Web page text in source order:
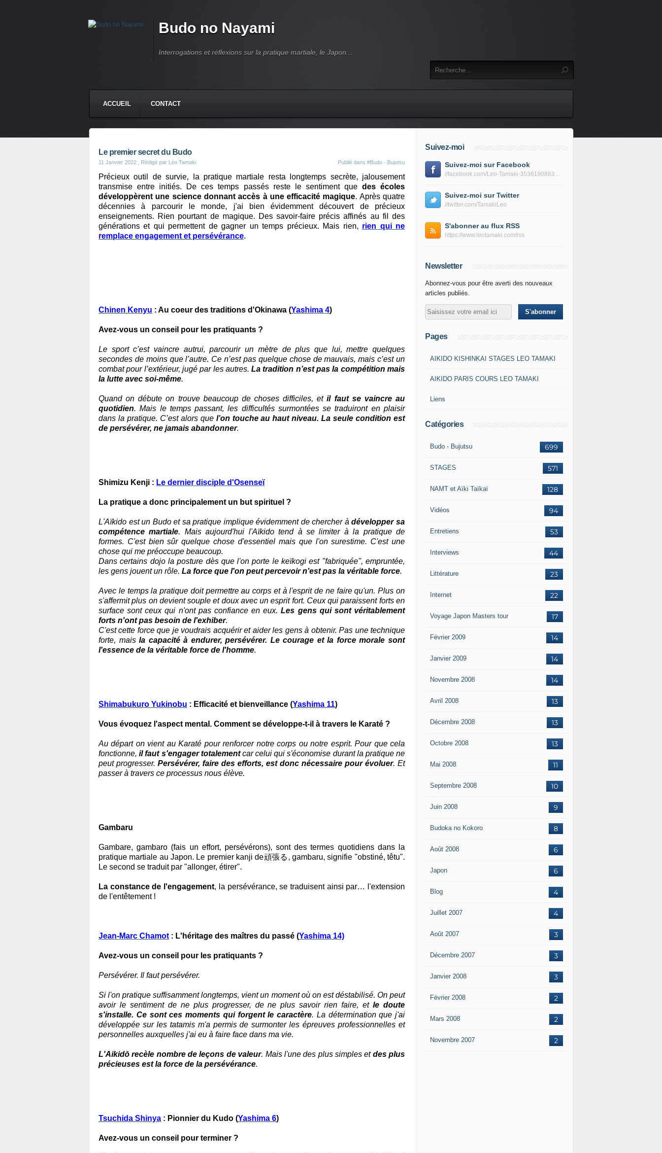
Budo no Nayami
Interrogations et réflexions sur la pratique martiale, le Japon...
ACCUEIL CONTACT
Le premier secret du Budo
11 Janvier 2022 , Rédigé par Léo Tamaki Publié dans #Budo - Bujutsu
Précieux outil de survie, la pratique martiale resta longtemps secrète, jalousement
transmise entre initiés. De ces temps passés reste le sentiment que des écoles
développèrent une science donnant accès à une efficacité magique. Après quatre
décennies à parcourir le monde, j'ai bien évidemment découvert de précieux
enseignements. Rien pourtant de magique. Des savoir-faire précis affinés au fil des
générations et qui permettent de gagner un temps précieux. Mais rien, rien qui ne
remplace engagement et persévérance.
Chinen Kenyu : Au coeur des traditions d'Okinawa (Yashima 4)
Avez-vous un conseil pour les pratiquants ?
Le sport c’est vaincre autrui, parcourir un mètre de plus que lui, mettre quelques
secondes de moins que l’autre. Ce n’est pas quelque chose de mauvais, mais c’est un
combat pour l’extérieur, jugé par les autres.La tradition n’est pas la compétition mais
la lutte avec soi-même.
Quand on débute on trouve beaucoup de choses difficiles, etil faut se vaincre au
quotidien. Mais le temps passant, les difficultés surmontées se traduiront en plaisir
dans la pratique. C’est alors que l’on touche au haut niveau. La seule condition est
de persévérer, ne jamais abandonner.
Shimizu Kenji : Le dernier disciple d'Osenseï
La pratique a donc principalement un but spirituel ?
L'Aïkido est un Budo et sa pratique implique évidemment de chercher àdévelopper sa
compétence martiale. Mais aujourd'hui l'Aïkido tend à se limiter à la pratique de
formes. C'est bien sûr quelque chose d'essentiel mais que l'on surestime. C'est une
chose qui me préoccupe beaucoup.
Dans certains dojo la posture dès que l'on porte le keïkogi est "fabriquée", empruntée,
les gens jouent un rôle. La force que l'on peut percevoir n'est pas la véritable force.
Avec le temps la pratique doit permettre au corps et à l'esprit de ne faire qu'un. Plus on
s'affermit plus on devient souple et doux avec un esprit fort. Ceux qui paraissent forts en
surface sont ceux qui n'ont pas confiance en eux.Les gens qui sont véritablement
forts n'ont pas besoin de l'exhiber.
C'est cette force que je voudrais acquérir et aider les gens à obtenir. Pas une technique
forte, maisla capacité à endurer, persévérer. Le courage et la force morale sont
l'essence de la véritable force de l'homme.
Shimabukuro Yukinobu : Efficacité et bienveillance (Yashima 11)
Vous évoquez l'aspect mental. Comment se développe-t-il à travers le Karaté ?
Au départ on vient au Karaté pour renforcer notre corps ou notre esprit. Pour que cela
fonctionne,il faut s'engager totalementcar celui qui s'économise durant la pratique ne
peut progresser. Persévérer, faire des efforts, est donc nécessaire pour évoluer. Et
passer à travers ce processus nous élève.
Gambaru
Gambare, gambaro (fais un effort, persévérons), sont des termes quotidiens dans la
pratique martiale au Japon. Le premier kanji de頑張る , gambaru, signifie "obstiné, têtu".
Le second se traduit par "allonger, étirer".
La constance de l'engagement, la persévérance, se traduisent ainsi par… l'extension
de l'entêtement !
Jean-Marc Chamot : L'héritage des maîtres du passé (Yashima 14)
Avez-vous un conseil pour les pratiquants ?
Persévérer. Il faut persévérer.
Si l'on pratique suffisamment longtemps, vient un moment où on est déstabilisé. On peut
avoir le sentiment de ne plus progresser, de ne plus savoir rien faire, etle doute
s'installe. Ce sont ces moments qui forgent le caractère. La détermination que j'ai
développée sur les tatamis m'a permis de surmonter les épreuves professionnelles et
personnelles auxquelles j'ai eu à faire face dans ma vie.
L'Aikidō recèle nombre de leçons de valeur. Mais l'une des plus simples et des plus
précieuses est la force de la persévérance.
Tsuchida Shinya : Pionnier du Kudo (Yashima 6)
Avez-vous un conseil pour terminer ?
Suivez-moi
Suivez-moi sur Facebook
//facebook.com/Leo-Tamaki-353619088319688/
Suivez-moi sur Twitter
//twitter.com/TamakiLeo
S'abonner au flux RSS
https://www.leotamaki.com/rss
Newsletter
Abonnez-vous pour être averti des nouveaux
articles publiés.
Pages
AIKIDO KISHINKAI STAGES LEO TAMAKI
AIKIDO PARIS COURS LEO TAMAKI
Liens
Catégories
699
Budo - Bujutsu
571
STAGES
128
NAMT et Aïki Taïkaï
94
Vidéos
53
Entretiens
44
Interviews
23
Littérature
22
Internet
17
Voyage Japon Masters tour
14
Février 2009
14
Janvier 2009
14
Novembre 2008
13
Avril 2008
13
Décembre 2008
13
Octobre 2008
11
Mai 2008
10
Septembre 2008
9
Juin 2008
8
Budoka no Kokoro
6
Août 2008
6
Japon
4
Blog
4
Juillet 2007
3
Août 2007
3
Décembre 2007
3
Janvier 2008
2
Février 2008
2
Mars 2008
2
Novembre 2007